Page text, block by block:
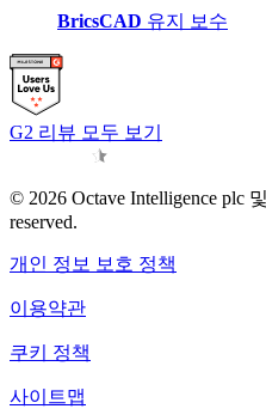
BricsCAD 유지 보수
G2 리뷰 모두 보기
© 2026 Octave Intelligence plc
reserved.
개인 정보 보호 정책
이용약관
쿠키 정책
사이트맵